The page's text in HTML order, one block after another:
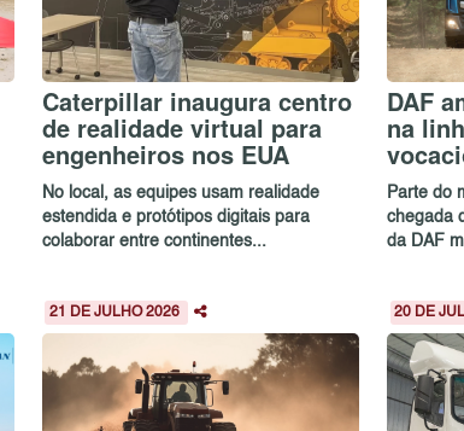
Caterpillar inaugura centro
de realidade virtual para
engenheiros nos EUA
No local, as equipes usam realidade
estendida e protótipos digitais para
colaborar entre continentes...
DAF
na
Parte do
chegada
da DAF
21 DE JULHO 2026 20 DE